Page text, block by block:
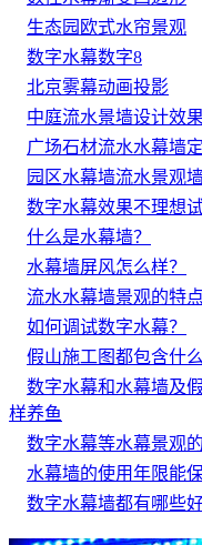
生态园欧式水帘景观
数字水幕数字8
北京雾幕动画投影
中庭流水景墙设计效
广场石材流水水幕墙
园区水幕墙流水景观
数字水幕效果不理想
什么是水幕墙？
水幕墙屏风怎么样？
流水水幕墙景观的特点
如何调试数字水幕？
假山施工图都包含什
数字水幕和水幕墙及
样养鱼
数字水幕等水幕景观
水幕墙的使用年限能
数字水幕墙都有哪些好